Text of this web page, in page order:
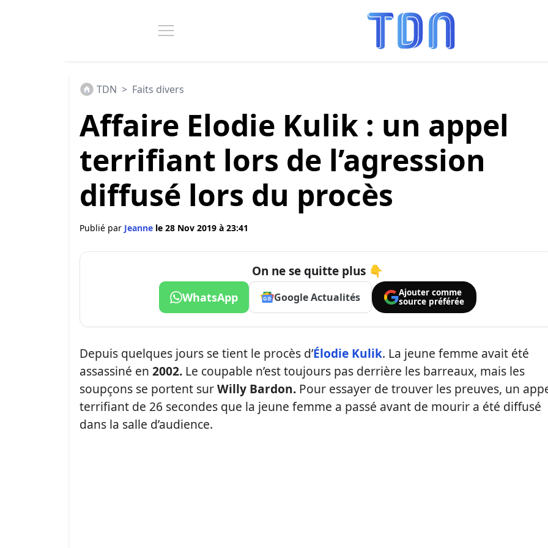
TDN > Faits divers
Affaire Elodie Kulik : un appel
terrifiant lors de l’agression
diffusé lors du procès
Publié par Jeanne le 28 Nov 2019 à 23:41
On ne se quitte plus 👇
WhatsApp Google Actualités
Ajouter comme
source préférée
Depuis quelques jours se tient le procès d’Élodie Kulik. La jeune femme avait été
assassiné en 2002. Le coupable n’est toujours pas derrière les barreaux, mais les
soupçons se portent surWilly Bardon. Pour essayer de trouver les preuves, un
terrifiant de 26 secondes que la jeune femme a passé avant de mourir a été diffusé
dans la salle d’audience.